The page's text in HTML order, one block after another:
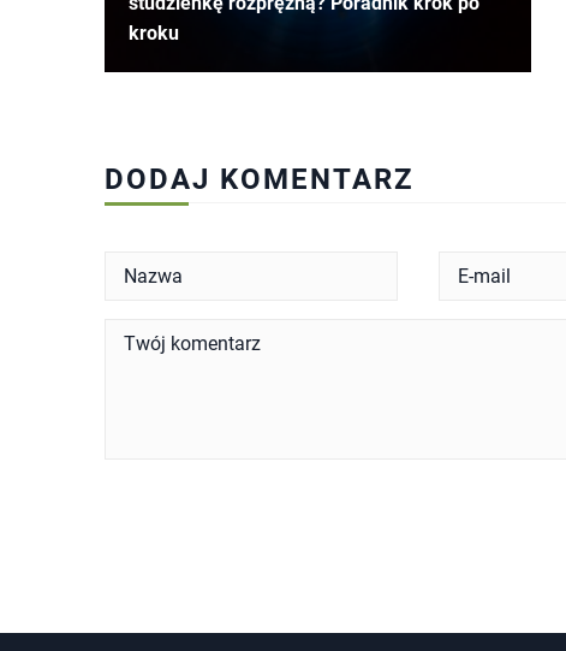
kroku
DODAJ KOMENTARZ